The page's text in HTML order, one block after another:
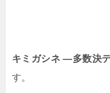
キミガシネ ―多数決
す。